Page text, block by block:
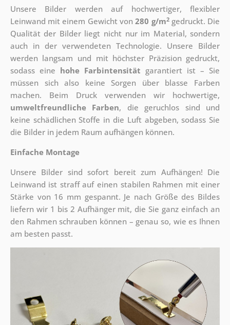
Unsere Bilder werden auf hochwertiger, flexibler
Leinwand mit einem Gewicht von280 g/m2gedruckt. Die
Qualität der Bilder liegt nicht nur im Material, sondern
auch in der verwendeten Technologie. Unsere Bilder
werden langsam und mit höchster Präzision gedruckt,
sodass eine hohe Farbintensität garantiert ist – Sie
müssen sich also keine Sorgen über blasse Farben
machen. Beim Druck verwenden wir hochwertige,
umweltfreundliche Farben, die geruchlos sind und
keine schädlichen Stoffe in die Luft abgeben, sodass Sie
die Bilder in jedem Raum aufhängen können.
Einfache Montage
Unsere Bilder sind sofort bereit zum Aufhängen! Die
Leinwand ist straff auf einen stabilen Rahmen mit einer
Stärke von 16 mm gespannt. Je nach Größe des Bildes
liefern wir 1 bis 2 Aufhänger mit, die Sie ganz einfach an
den Rahmen schrauben können – genau so, wie es Ihnen
am besten passt.